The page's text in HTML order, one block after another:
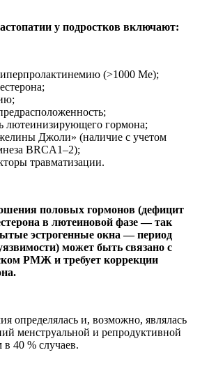
у подростков включают:
(>1000 Me);
лютеинизирующего гормона;
Джоли» (наличие с учетом
BRCA1–2);
травматизации.
половых гормонов (дефицит
в лютеиновой фазе — так
эстрогенные окна — период
может быть связано с
РМЖ и требует коррекции
определялась и, возможно, являлась
менструальной и репродуктивной
40 % случаев.